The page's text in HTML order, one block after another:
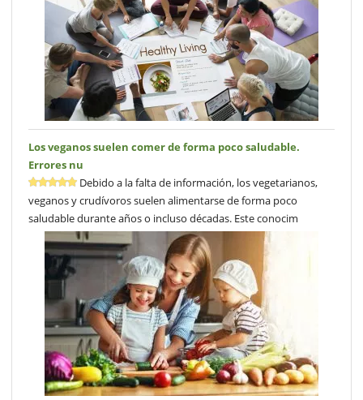
Los veganos suelen comer de forma poco saludable.
Errores nu
Debido a la falta de información, los vegetarianos,
veganos y crudívoros suelen alimentarse de forma poco
saludable durante años o incluso décadas. Este conocim